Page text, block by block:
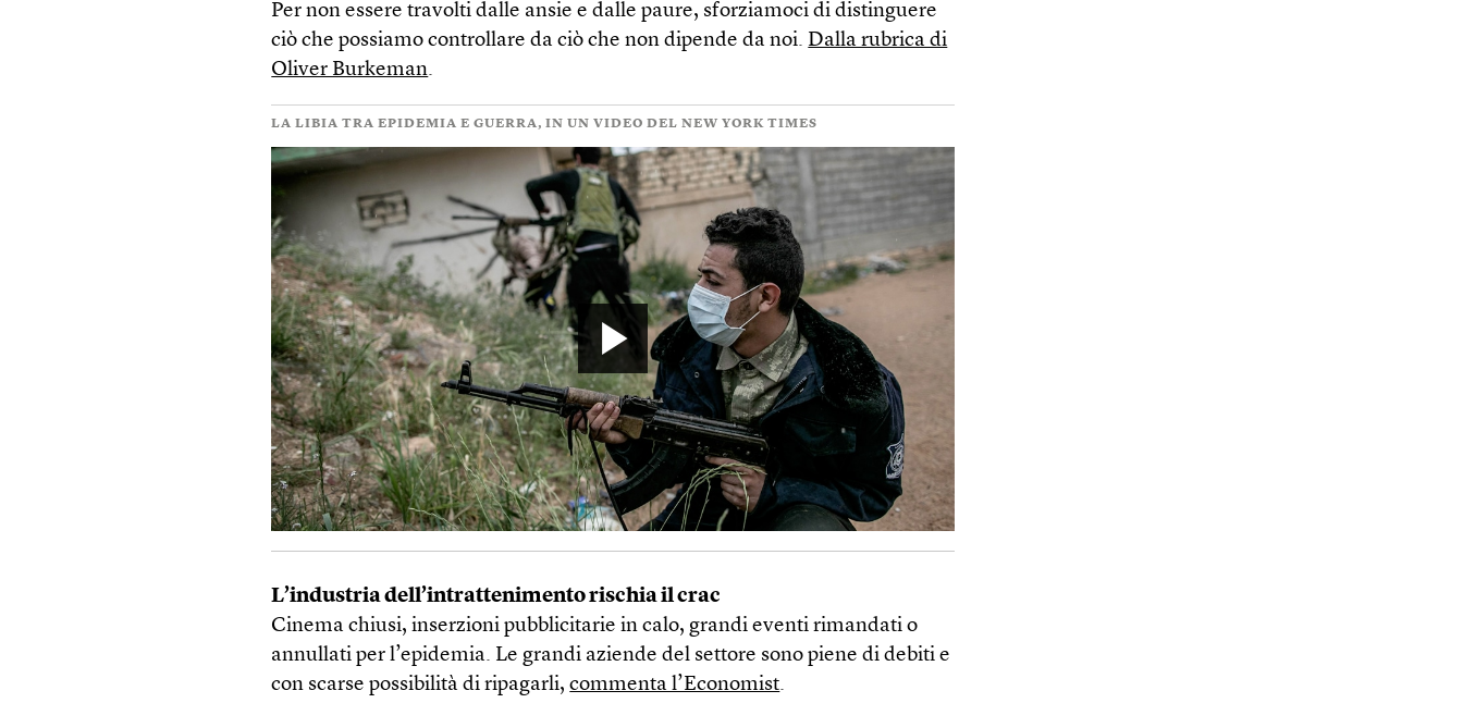
Per non essere travolti dalle ansie e dalle paure, sforziamoci di distinguere
ciò che possiamo controllare da ciò che non dipende da noi. Dalla rubrica di
Oliver Burkeman.
LA LIBIA TRA EPIDEMIA E GUERRA, IN UN VIDEO DEL NEW YORK TIMES
L’industria dell’intrattenimento rischia il crac
Cinema chiusi, inserzioni pubblicitarie in calo, grandi eventi rimandati o
annullati per l’epidemia. Le grandi aziende del settore sono piene di debiti e
con scarse possibilità di ripagarli,commenta l’Economist.